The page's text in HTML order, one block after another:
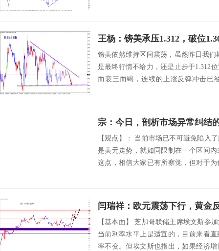
王杨：镑美承压1.312，破位
镑美依然维持区间震荡，虽然昨日我们
是最终行情不给力，还是止步于1.312
而衰三而竭，连续的上涨反弹冲击已
宗：今日，剖析市场异常纠结
【观点】： 当前市场已不可避免陷入
是美元走势，就如同限制在一个区间
这点，相信大家已有所察觉，但对于
闫瑞祥：欧元震荡下行，黄金
【基本面】 芝加哥联储主席埃文斯参
当前利率水平上是适宜的，目前来看
率不变。但埃文斯也指出，如果经济